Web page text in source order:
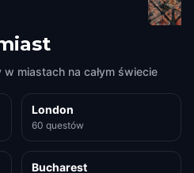
miastach na całym świecie
London
60 questów
Bucharest